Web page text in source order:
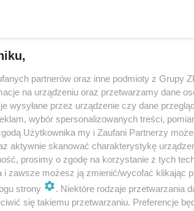
powróciła kolorowa instalacja, która często
Zakątek co roku przyciąga turystów
razem atrakcja w centrum miasta …
robić zdjęcia. Do Tarnowa
[GALERIA]
partnerów oraz inne podmioty z Grupy
na urządzeniu oraz przetwarzamy dane
wysyłane przez urządzenie czy dane
wybór spersonalizowanych treści,
Użytkownika my i Zaufani Partnerzy
aktywnie skanować charakterystykę
prosimy o zgodę na korzystanie z tych
i zawsze możesz ją zmienić/wycofać klikając
strony
. Niektóre rodzaje przetwarzania
się takiemu przetwarzaniu. Preferencje